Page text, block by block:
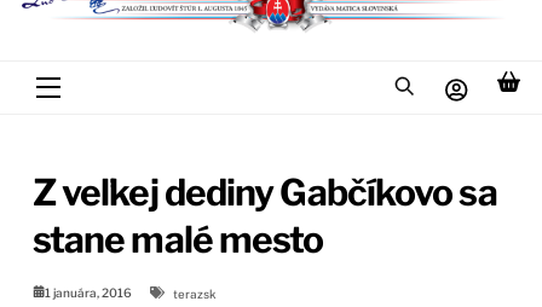
Menu
Z veľkej dediny Gabčíkovo sa
stane malé mesto
1 januára, 2016 terazsk